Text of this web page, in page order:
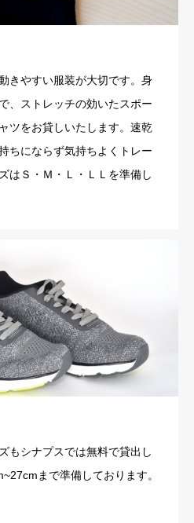
きやすい服装が大切です。身
、ストレッチの効いたスポー
ツをお貸しいたします。速乾
ちにならず気持ちよくトレー
はＳ・Ｍ・Ｌ・ＬＬを準備し
もシナプスでは無料で貸出し
まで準備しております。